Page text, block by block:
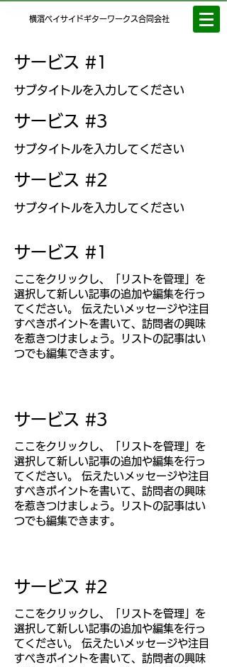
横濱ベイサイドギターワークス合同会社
サービス #1
サブタイトルを入力してください
サービス #3
サブタイトルを入力してください
サービス #2
サブタイトルを入力してください
サービス #1
ここをクリックし、「リストを管理」を
選択して新しい記事の追加や編集を行っ
てください。 伝えたいメッセージや注目
すべきポイントを書いて、訪問者の興味
を惹きつけましょう。リストの記事はい
つでも編集できます。
サービス #3
ここをクリックし、「リストを管理」を
選択して新しい記事の追加や編集を行っ
てください。 伝えたいメッセージや注目
すべきポイントを書いて、訪問者の興味
を惹きつけましょう。リストの記事はい
つでも編集できます。
サービス #2
ここをクリックし、「リストを管理」を
選択して新しい記事の追加や編集を行っ
てください。 伝えたいメッセージや注目
すべきポイントを書いて、訪問者の興味